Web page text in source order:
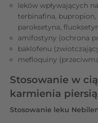
leków wpływających
terbinafina,
paroksetyna,
amifostyny (ochrona
baklofenu
mefloquiny
Stosowanie w
karmienia piersią
Stosowanie leku